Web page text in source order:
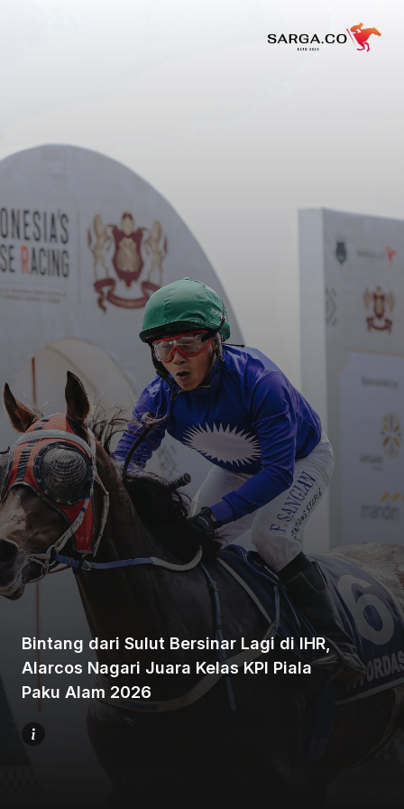
Beranda
Bagikan
Sebelumnya
Bintang dari Sulut Bersinar Lagi di IHR,
Alarcos Nagari Juara Kelas KPI Piala
Paku Alam 2026